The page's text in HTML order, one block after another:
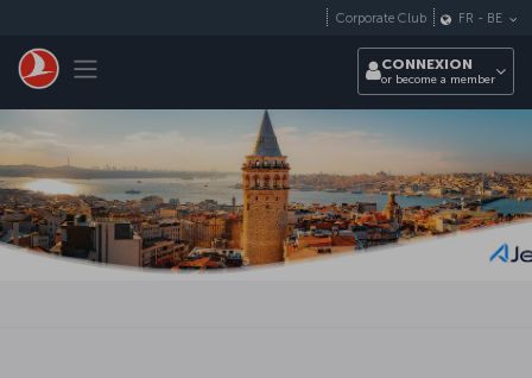
Toggle navigation
Corporate Club FR - BE
CONNEXION
or become a member